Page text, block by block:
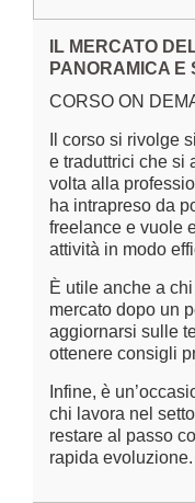
IL MERCATO
PANORAMICA E
CORSO ON
Il corso si rivolge
e traduttrici che si
volta alla
ha intrapreso da
freelance e vuole
attività in modo
È utile anche a
mercato dopo un
aggiornarsi sulle
ottenere consigli
Infine, è
chi lavora nel
restare al passo
rapida evoluzione.